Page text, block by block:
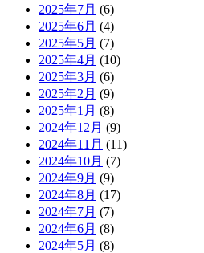
2025年7月 (6)
2025年6月 (4)
2025年5月 (7)
2025年4月 (10)
2025年3月 (6)
2025年2月 (9)
2025年1月 (8)
2024年12月 (9)
2024年11月 (11)
2024年10月 (7)
2024年9月 (9)
2024年8月 (17)
2024年7月 (7)
2024年6月 (8)
2024年5月 (8)